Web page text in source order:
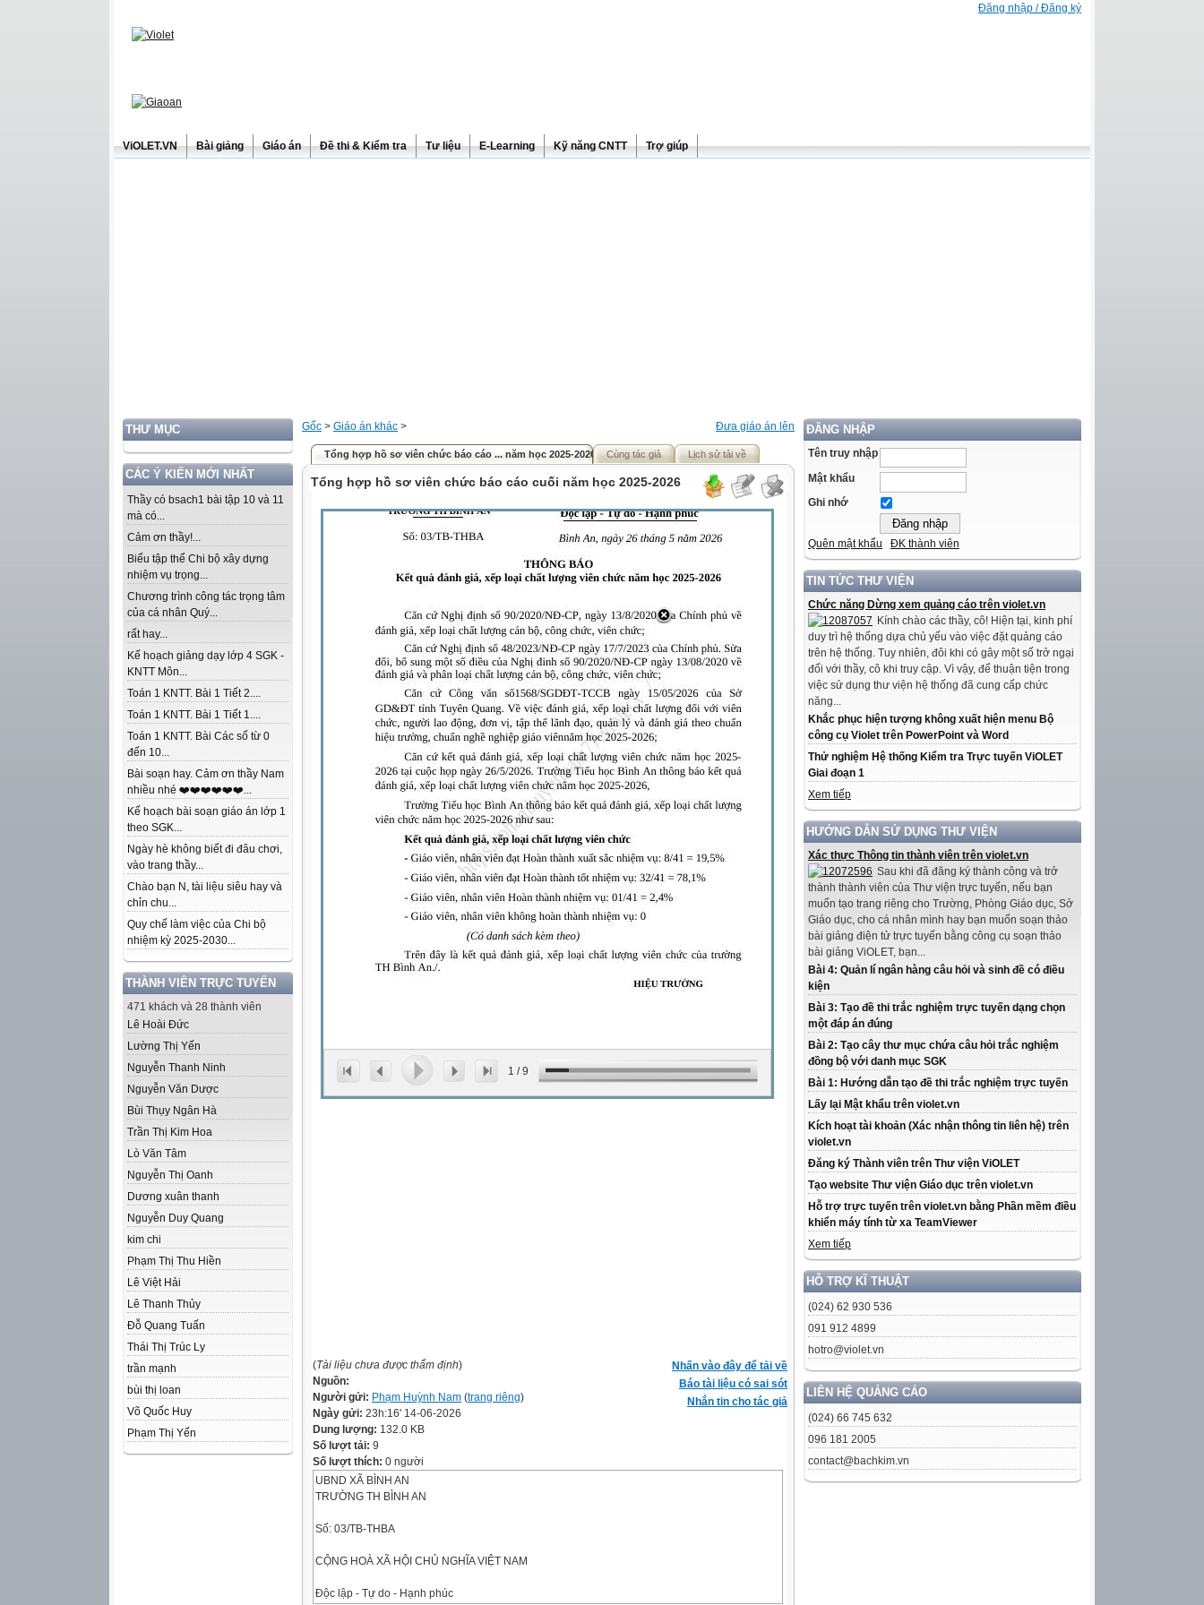
Đăng nhập / Đăng ký
ViOLET.VN Bài giảng Giáo án Đề thi & Kiểm tra Tư liệu E-Learning Kỹ năng CNTT Trợ giúp
THƯ MỤC
CÁC Ý KIẾN MỚI NHẤT
Thầy có bsach1 bài tập 10 và 11
mà có...
Cảm ơn thầy!...
Biểu tập thể Chi bộ xây dựng
nhiệm vụ trọng...
Chương trình công tác trọng tâm
của cá nhân Quý...
rất hay...
Kế hoạch giảng dạy lớp 4 SGK -
KNTT Môn...
Toán 1 KNTT. Bài 1 Tiết 2....
Toán 1 KNTT. Bài 1 Tiết 1....
Toán 1 KNTT. Bài Các số từ 0
đến 10...
Bài soạn hay. Cảm ơn thầy Nam
nhiều nhé ❤️❤️❤️❤️❤️❤️...
Kế hoạch bài soạn giáo án lớp 1
theo SGK...
Ngày hè không biết đi đâu chơi,
vào trang thầy...
Chào bạn N, tài liệu siêu hay và
chỉn chu...
Quy chế làm việc của Chi bộ
nhiệm kỳ 2025-2030...
THÀNH VIÊN TRỰC TUYẾN
471 khách và 28 thành viên
Lê Hoài Đức
Lường Thị Yến
Nguyễn Thanh Ninh
Nguyễn Văn Dược
Bùi Thụy Ngân Hà
Trần Thị Kim Hoa
Lò Văn Tâm
Nguyễn Thị Oanh
Dương xuân thanh
Nguyễn Duy Quang
kim chi
Phạm Thị Thu Hiền
Lê Việt Hải
Lê Thanh Thủy
Đỗ Quang Tuấn
Thái Thị Trúc Ly
trần mạnh
bùi thị loan
Võ Quốc Huy
Phạm Thị Yến
ĐĂNG NHẬP
Tên truy nhập
Mật khẩu
Ghi nhớ
Quên mật khẩu ĐK thành viên
TIN TỨC THƯ VIỆN
Chức năng Dừng xem quảng cáo trên violet.vn
Kính chào các thầy, cô! Hiện tại, kinh phí
duy trì hệ thống dựa chủ yếu vào việc đặt quảng cáo
trên hệ thống. Tuy nhiên, đôi khi có gây một số trở ngại
đối với thầy, cô khi truy cập. Vì vậy, để thuận tiện trong
việc sử dụng thư viện hệ thống đã cung cấp chức
năng...
Khắc phục hiện tượng không xuất hiện menu Bộ
công cụ Violet trên PowerPoint và Word
Thử nghiệm Hệ thống Kiểm tra Trực tuyến ViOLET
Giai đoạn 1
Xem tiếp
HƯỚNG DẪN SỬ DỤNG THƯ VIỆN
Xác thực Thông tin thành viên trên violet.vn
Sau khi đã đăng ký thành công và trở
thành thành viên của Thư viện trực tuyến, nếu bạn
muốn tạo trang riêng cho Trường, Phòng Giáo dục, Sở
Giáo dục, cho cá nhân mình hay bạn muốn soạn thảo
bài giảng điện tử trực tuyến bằng công cụ soạn thảo
bài giảng ViOLET, bạn...
Bài 4: Quản lí ngân hàng câu hỏi và sinh đề có điều
kiện
Bài 3: Tạo đề thi trắc nghiệm trực tuyến dạng chọn
một đáp án đúng
Bài 2: Tạo cây thư mục chứa câu hỏi trắc nghiệm
đồng bộ với danh mục SGK
Bài 1: Hướng dẫn tạo đề thi trắc nghiệm trực tuyến
Lấy lại Mật khẩu trên violet.vn
Kích hoạt tài khoản (Xác nhận thông tin liên hệ) trên
violet.vn
Đăng ký Thành viên trên Thư viện ViOLET
Tạo website Thư viện Giáo dục trên violet.vn
Hỗ trợ trực tuyến trên violet.vn bằng Phần mềm điều
khiển máy tính từ xa TeamViewer
Xem tiếp
HỖ TRỢ KĨ THUẬT
(024) 62 930 536
091 912 4899
hotro@violet.vn
LIÊN HỆ QUẢNG CÁO
(024) 66 745 632
096 181 2005
contact@bachkim.vn
Đưa giáo án lên
Gốc > Giáo án khác >
Tổng hợp hồ sơ viên chức báo cáo ... năm học 2025-2026 Cùng tác giả Lịch sử tải về
Tổng hợp hồ sơ viên chức báo cáo cuối năm học 2025-2026
1 /9
Nhấn vào đây để tải về
Báo tài liệu có sai sót
Nhắn tin cho tác giả
(Tài liệu chưa được thẩm định)
Nguồn:
Người gửi: Phạm Huỳnh Nam (trang riêng)
Ngày gửi: 23h:16' 14-06-2026
Dung lượng: 132.0 KB
Số lượt tải: 9
Số lượt thích: 0 người
UBND XÃ BÌNH AN
TRƯỜNG TH BÌNH AN
Số: 03/TB-THBA
CỘNG HOÀ XÃ HỘI CHỦ NGHĨA VIỆT NAM
Độc lập - Tự do - Hạnh phúc